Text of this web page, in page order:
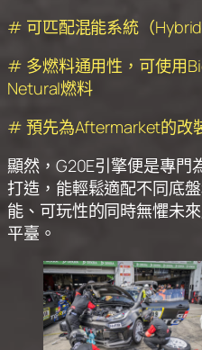
# 可匹配混能系統（Hybrid/
# 多燃料通用性，可使用
Netural燃料
# 預先為Aftermarket的改
顯然，G20E引擎便是專門
打造，能輕鬆適配不同底
能、可玩性的同時無懼未
平臺。